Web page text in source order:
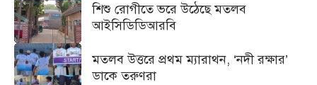
শিশু রোগীতে ভরে উঠেছে মতলব
আইসিডিডিআরবি
মতলব উত্তরে প্রথম ম্যারাথন, ‘নদী রক্ষার’
ডাকে তরুণরা